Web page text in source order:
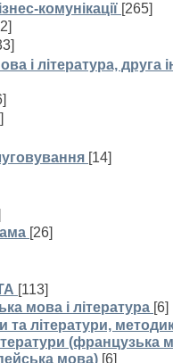
комунікації [265]
і література,
[14]
[26]
[113]
мова і література [6]
та літератури,
(французька
мова) [6]